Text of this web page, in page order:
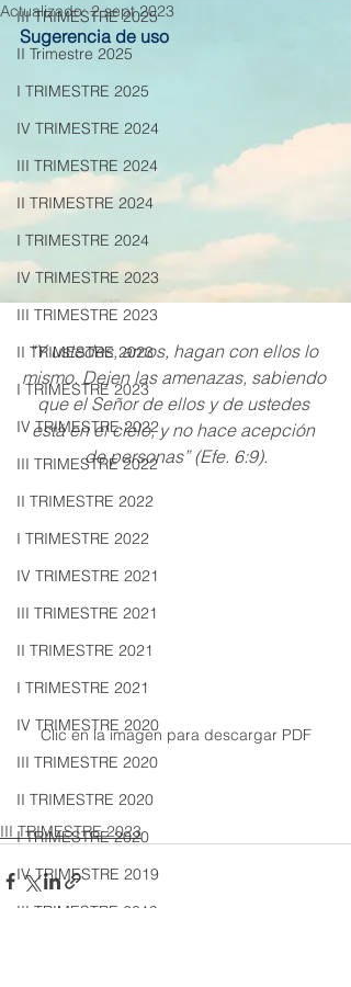
III TRIMESTRE 2025
II Trimestre 2025
I TRIMESTRE 2025
IV TRIMESTRE 2024
III TRIMESTRE 2024
II TRIMESTRE 2024
I TRIMESTRE 2024
IV TRIMESTRE 2023
III TRIMESTRE 2023
II TRIMESTRE 2023
I TRIMESTRE 2023
IV TRIMESTRE 2022
III TRIMESTRE 2022
II TRIMESTRE 2022
I TRIMESTRE 2022
IV TRIMESTRE 2021
III TRIMESTRE 2021
II TRIMESTRE 2021
I TRIMESTRE 2021
IV TRIMESTRE 2020
III TRIMESTRE 2020
II TRIMESTRE 2020
I TRIMESTRE 2020
IV TRIMESTRE 2019
III TRIMESTRE 2019
Actualizado:2 sept 2023
Sugerencia de uso
“Y ustedes, amos, hagan con ellos lo
mismo. Dejen las amenazas, sabiendo
que el Señor de ellos y de ustedes
está en el cielo, y no hace acepción
de personas” (Efe. 6:9).
Clic en la imagen para descargar PDF
III TRIMESTRE 2023